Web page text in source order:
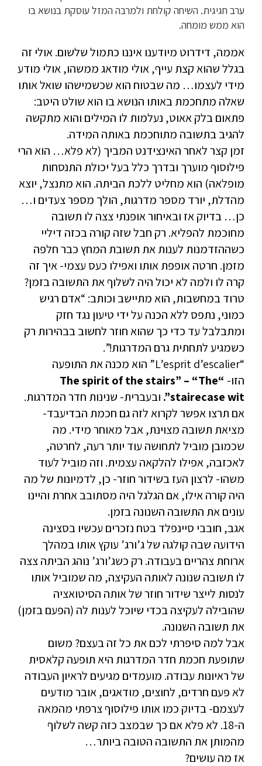
ערב חגיגית. השיחה קולחת ולמרבה המזל עוסקת בנושא בו
הוא ממש מומחה.
אממה, דידרוט מיודענו איננו כתמול שלשום. אולי זה
בגלל שהוא קצת עייף, אולי מודאג ממשהו, אולי מודע
מידי לעצמו… מה שבטוח הוא שכשמישהו שואל אותו
שאלה מתחכמת באותו הנושא בו הוא שולט היטב:
פתאום בלק אאוט, נעלמות לו המילים והוא מתקשה
להגיב בתשובה מתוחכמת באותה המידה.
זמן קצר לאחר האינצידנט המביך (לא פלא… הוא הרי
פילוסוף מוערך ובדרך כלל בעל יכולת התנסחות
מופלאה) הוא מחליט ללכת הביתה. הוא מתנצל, יוצא
מהדלת, יורד מספר מדרגות, הולך מספר צעדים ו…
כן… בדיוק אז ובאיחור אופנתי צצה לו תשובה
מחוכמת להפליא. רק חבל שזה קורה בכזה דיליי
כשההזדמנות לענות את תשובת המחץ כבר חלפה
מזמן. חרטה אופפת אותו ואפילו כעס עצמי- איך זה
קרה לו ולמה לא יכול היה לשלוף את התשובה בזמן?
טרוד במחשבות, הוא מתיישב וכותב: “אדם רגיש
כמוני, נתפס ללא הכנה על ידי טיעון נגד חזק
ומתבלבל עד כדי כך שהוא חוזר לחשוב בבהירות רק
כשמגיע לתחתית גרם המדרגות!”.
“L’esprit d’escalier” הוא מכנה את התופעה
הזו-
“The spirit of the stairs” – “The
stairecase wit”.
ובעברית- שנינות חדר המדרגות.
אם תרצו אפשר לקרוא לזה גם חכמת הבדיעבד-
מציאת תשובה מצוינת, אבל מאוחר מידי. מה
שכמובן מוביל לתחושה עוד יותר רעה, לחרטה,
לאכזבה, אפילו להלקאה עצמית. וזה מוביל לעוד
משהו- לרצון העז בשידור חוזר- כן, לדמיונות של מה
היה קורה אילו, אם הגלגל היה מסתובב אחרת והיינו
עונים את התשובה השנונה בזמן.
אגב, חובבי סיינפלד בטח נזכרים עכשיו בסצינה
הידועה שבה קולגה של ג’ורג’ עוקץ אותו במהלך
ארוחת צהריים בעבודה. רק כשג’ורג’ נוהג הביתה צצה
לו תשובה שנונה לאותה העקיצה, מה שמוביל אותו
לנסות לייצר שידור חוזר של אותה הסיטואציה
שהובילה לעקיצה בכדי שיוכל לענות לה (הפעם בזמן)
את תשובה השנונה.
אבל למה סיפרתי לכם את כל זה בעצם? משום
שתופעת חכמת חדר המדרגות היא תופעה קלאסית
של ראיונות עבודה. מועמדים מגיעים לראיון העבודה
לא פעם חרדים, לחוצים, מודאגים, אובר מודעים
לעצמם- בדיוק כמו אותו פילוסוף צרפתי מהמאה
ה-18. לא פלא אם כך שבמצב כזה קשה לשלוף
מהמותן את התשובה הטובה ביותר…
אז מה עושים?